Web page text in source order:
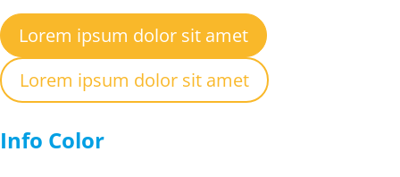
Lorem ipsum dolor sit amet
Lorem ipsum dolor sit amet
Info Color